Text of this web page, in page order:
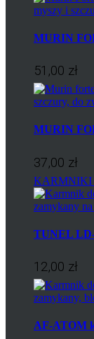
MURIN
51,00 zł
MURIN
37,00 zł
KARMNIKI
TUNEL
12,00 zł
AF-ATOM